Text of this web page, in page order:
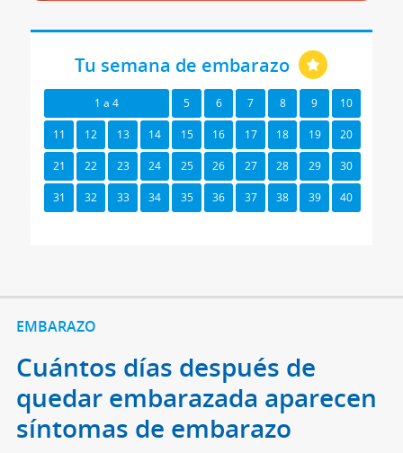
Tu semana de embarazo
1 a 4 5 6 7 8 9 10
11 12 13 14 15 16 17 18 19 20
21 22 23 24 25 26 27 28 29 30
31 32 33 34 35 36 37 38 39 40
EMBARAZO
Cuántos días después de
quedar embarazada aparecen
síntomas de embarazo